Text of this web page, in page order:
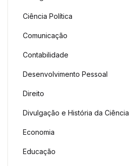
Ciência Política
Comunicação
Contabilidade
Desenvolvimento Pessoal
Direito
Divulgação e História da Ciência
Economia
Educação